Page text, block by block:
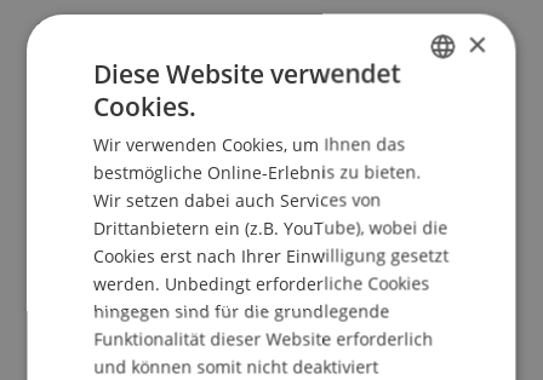
School/Professur:
Bank- und Finanzmarktrecht
Mit FIDLEG und FINIG verfügt die Schweiz über
einen modernen Rechtsrahmen für die
Erbringung von Finanzdienstleistungen.
Marktteilnehmer und die Aufsichtsbehörde
haben in den vergangenen Jahren erste
Erfahrungen mit dem neuen Rechtsrahmen
gesammelt. Der Themenabend bietet Ihnen einen
praxisgerechten Einblick in aktuelle
Entwicklungen, insbesondere zum
×
Diese Website verwendet
Cookies.
Wir verwenden Cookies, um Ihnen das
bestmögliche Online-Erlebnis zu bieten.
Wir setzen dabei auch Services von
Drittanbietern ein (z.B. YouTube), wobei die
Cookies erst nach Ihrer Einwilligung gesetzt
werden. Unbedingt erforderliche Cookies
hingegen sind für die grundlegende
Funktionalität dieser Website erforderlich
und können somit nicht deaktiviert